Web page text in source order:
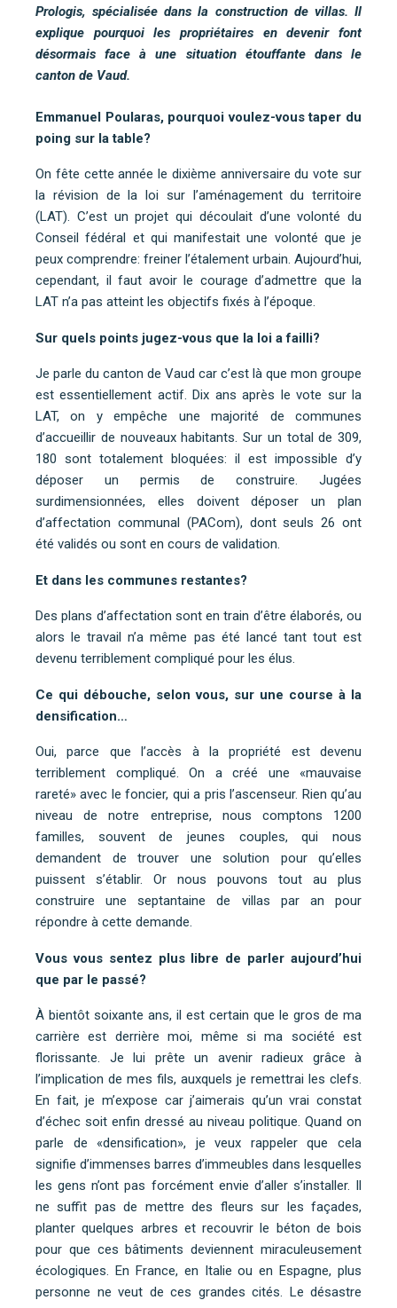
Prologis, spécialisée dans la construction de villas. Il
explique pourquoi les propriétaires en devenir font
désormais face à une situation étouffante dans le
canton de Vaud.
Emmanuel Poularas, pourquoi voulez-vous taper du
poing sur la table?
On fête cette année le dixième anniversaire du vote sur
la révision de la loi sur l’aménagement du territoire
(LAT). C’est un projet qui découlait d’une volonté du
Conseil fédéral et qui manifestait une volonté que je
peux comprendre: freiner l’étalement urbain. Aujourd’hui,
cependant, il faut avoir le courage d’admettre que la
LAT n’a pas atteint les objectifs fixés à l’époque.
Sur quels points jugez-vous que la loi a failli?
Je parle du canton de Vaud car c’est là que mon groupe
est essentiellement actif. Dix ans après le vote sur la
LAT, on y empêche une majorité de communes
d’accueillir de nouveaux habitants. Sur un total de 309,
180 sont totalement bloquées: il est impossible d’y
déposer un permis de construire. Jugées
surdimensionnées, elles doivent déposer un plan
d’affectation communal (PACom), dont seuls 26 ont
été validés ou sont en cours de validation.
Et dans les communes restantes?
Des plans d’affectation sont en train d’être élaborés, ou
alors le travail n’a même pas été lancé tant tout est
devenu terriblement compliqué pour les élus.
Ce qui débouche, selon vous, sur une course à la
densification…
Oui, parce que l’accès à la propriété est devenu
terriblement compliqué. On a créé une «mauvaise
rareté» avec le foncier, qui a pris l’ascenseur. Rien qu’au
niveau de notre entreprise, nous comptons 1200
familles, souvent de jeunes couples, qui nous
demandent de trouver une solution pour qu’elles
puissent s’établir. Or nous pouvons tout au plus
construire une septantaine de villas par an pour
répondre à cette demande.
Vous vous sentez plus libre de parler aujourd’hui
que par le passé?
À bientôt soixante ans, il est certain que le gros de ma
carrière est derrière moi, même si ma société est
florissante. Je lui prête un avenir radieux grâce à
l’implication de mes fils, auxquels je remettrai les clefs.
En fait, je m’expose car j’aimerais qu’un vrai constat
d’échec soit enfin dressé au niveau politique. Quand on
parle de «densification», je veux rappeler que cela
signifie d’immenses barres d’immeubles dans lesquelles
les gens n’ont pas forcément envie d’aller s’installer. Il
ne suffit pas de mettre des fleurs sur les façades,
planter quelques arbres et recouvrir le béton de bois
pour que ces bâtiments deviennent miraculeusement
écologiques. En France, en Italie ou en Espagne, plus
personne ne veut de ces grandes cités. Le désastre